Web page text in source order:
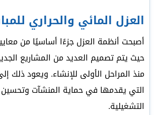
العزل المائي والحراري
أصبحت أنظمة العزل جزءًا أساسيًا من معايير
حيث يتم تصميم العديد من المشاريع
منذ المراحل الأولى للإنشاء. ويعود ذلك
التي يقدمها في حماية المنشآت
التشغيلية.